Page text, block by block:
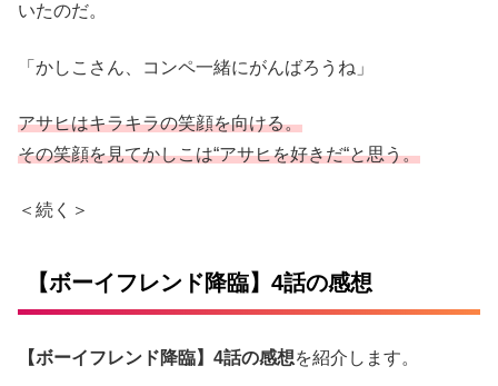
いたのだ。
「かしこさん、コンペ一緒にがんばろうね」
アサヒはキラキラの笑顔を向ける。
その笑顔を見てかしこは“アサヒを好きだ“と思う。
＜続く＞
【ボーイフレンド降臨】4話の感想
【ボーイフレンド降臨】4話の感想を紹介します。